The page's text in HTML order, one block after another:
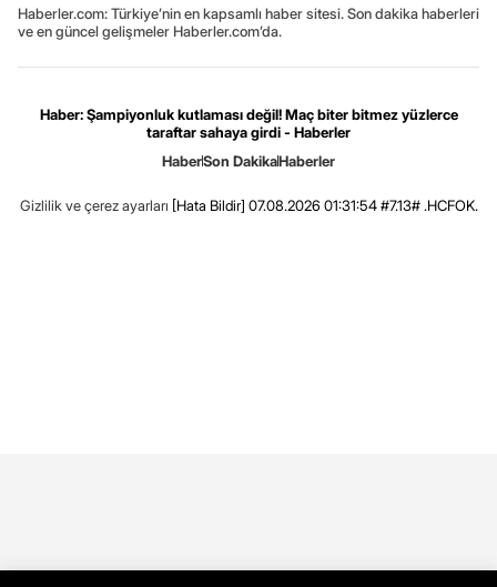
Haberler.com: Türkiye’nin en kapsamlı haber sitesi. Son dakika haberleri
ve en güncel gelişmeler Haberler.com’da.
Haber: Şampiyonluk kutlaması değil! Maç biter bitmez yüzlerce
taraftar sahaya girdi - Haberler
HaberSon DakikaHaberler
Gizlilik ve çerez ayarları [Hata Bildir] 07.08.2026 01:31:54 #7.13# .HCFOK.